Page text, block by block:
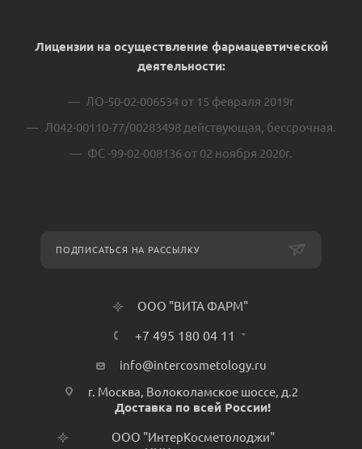
Лицензии на осуществление фармацевтической
деятельности:
ЛО-50-02-006534 от 15 февраля 2019г
Л042-00110-77/00283498 действующая, бессрочная.
ФС -99-02-008136 от 02 ноября 2020г.
ПОДПИСАТЬСЯ НА РАССЫЛКУ
ООО "ВИТА ФАРМ"
+7 495 180 04 11
info@intercosmetology.ru
г. Москва, Волоколамское шоссе, д.2
Доставка по всей России!
ООО "ИнтерКосметолоджи"